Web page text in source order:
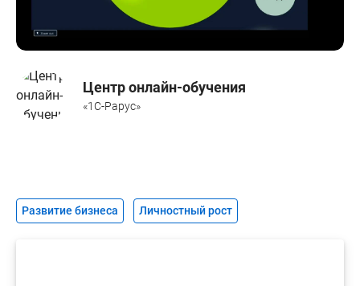
Центр онлайн-обучения
«1С-Рарус»
Развитие бизнеса Личностный рост